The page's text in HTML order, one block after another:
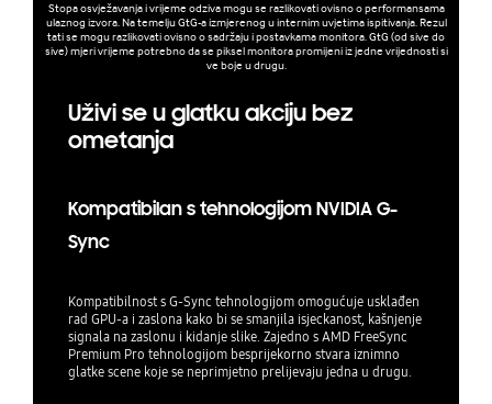
Stopa osvježavanja i vrijeme odziva mogu se razlikovati ovisno o performansama
ulaznog izvora. Na temelju GtG-a izmjerenog u internim uvjetima ispitivanja. Rezul
tati se mogu razlikovati ovisno o sadržaju i postavkama monitora. GtG (od sive do
sive) mjeri vrijeme potrebno da se piksel monitora promijeni iz jedne vrijednosti si
ve boje u drugu.
Uživi se u glatku akciju bez
ometanja
Kompatibilan s tehnologijom NVIDIA G-
Sync
Kompatibilnost s G-Sync tehnologijom omogućuje usklađen
rad GPU-a i zaslona kako bi se smanjila isjeckanost, kašnjenje
signala na zaslonu i kidanje slike. Zajedno s AMD FreeSync
Premium Pro tehnologijom besprijekorno stvara iznimno
glatke scene koje se neprimjetno prelijevaju jedna u drugu.